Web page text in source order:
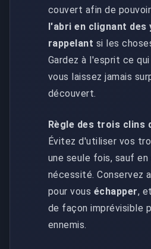
couvert afin de pouvoir
l'abri en clignant des
rappelant si les
Gardez à l'esprit ce
vous laissez jamais
découvert.
Règle des trois clins
Évitez d'utiliser vos
une seule fois, sauf en
nécessité. Conservez
pour vous échapper,
de façon imprévisible
ennemis.